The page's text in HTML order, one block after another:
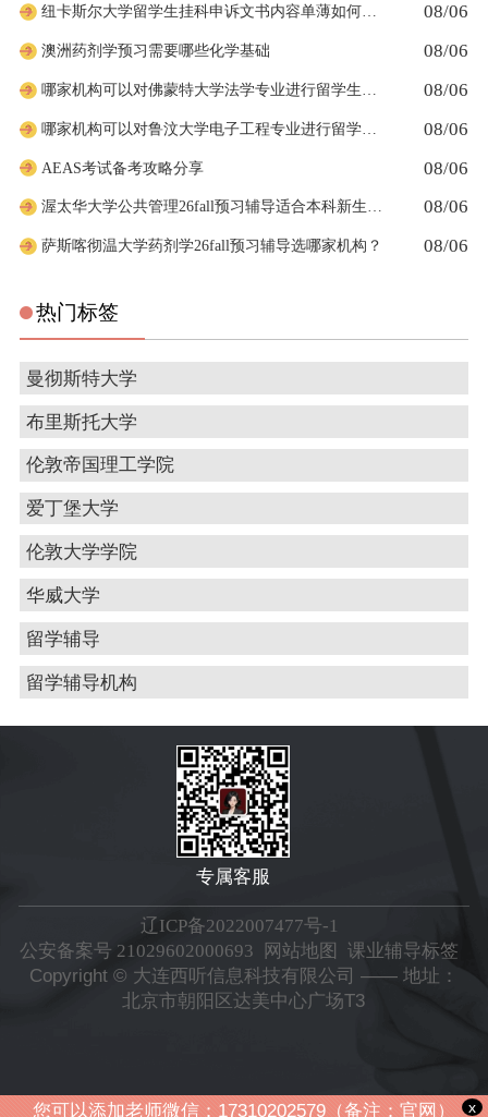
纽卡斯尔大学留学生挂科申诉文书内容单薄如何充实材料 08/06
澳洲药剂学预习需要哪些化学基础 08/06
哪家机构可以对佛蒙特大学法学专业进行留学生申诉辅导？ 08/06
哪家机构可以对鲁汶大学电子工程专业进行留学生挂科辅导？ 08/06
AEAS考试备考攻略分享 08/06
渥太华大学公共管理26fall预习辅导适合本科新生预习吗 08/06
萨斯喀彻温大学药剂学26fall预习辅导选哪家机构？ 08/06
热门标签
曼彻斯特大学
布里斯托大学
伦敦帝国理工学院
爱丁堡大学
伦敦大学学院
华威大学
留学辅导
留学辅导机构
您可以添加老师微信：17310202579（备注：官网） x
专属客服
辽ICP备2022007477号-1
公安备案号 21029602000693
网站地图
课业辅导标签
Copyright © 大连西听信息科技有限公司 —— 地址：
北京市朝阳区达美中心广场T3